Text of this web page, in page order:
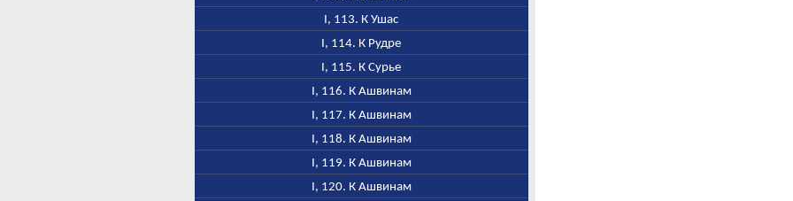
I, 113. К Ушас
I, 114. К Рудре
I, 115. К Сурье
I, 116. К Ашвинам
I, 117. К Ашвинам
I, 118. К Ашвинам
I, 119. К Ашвинам
I, 120. К Ашвинам